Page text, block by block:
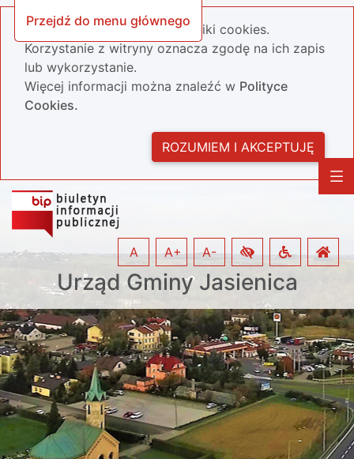
Przejdź do menu głównego
Nasza strona wykorzystuje pliki cookies.
Korzystanie z witryny oznacza zgodę na ich zapis
lub wykorzystanie.
Więcej informacji można znaleźć w Polityce
Cookies.
ROZUMIEM I AKCEPTUJĘ
Urząd Gminy Jasienica
A A+ A-